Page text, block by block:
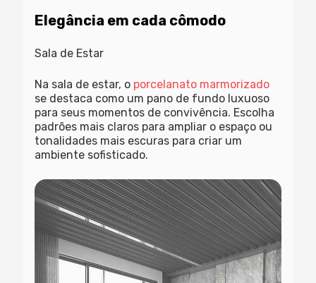
Elegância em cada cômodo
Sala de Estar
Na sala de estar, o porcelanato marmorizado
se destaca como um pano de fundo luxuoso
para seus momentos de convivência. Escolha
padrões mais claros para ampliar o espaço ou
tonalidades mais escuras para criar um
ambiente sofisticado.